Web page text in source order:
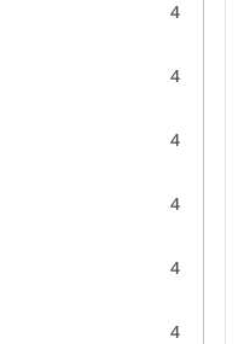
4
4
4
4
4
4